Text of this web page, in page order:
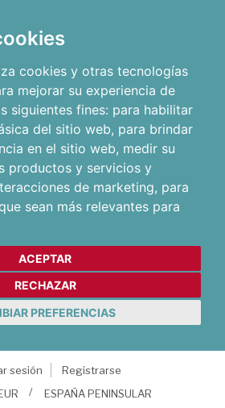
cookies y otras tecnologías
mejorar su experiencia de
siguientes fines: para habilitar
del sitio web, para brindar
en el sitio web, medir su
productos y servicios y
de marketing, para
sean más relevantes para
ACEPTAR
RECHAZAR
PREFERENCIAS
sesión
Registrarse
ESPAÑA PENINSULAR